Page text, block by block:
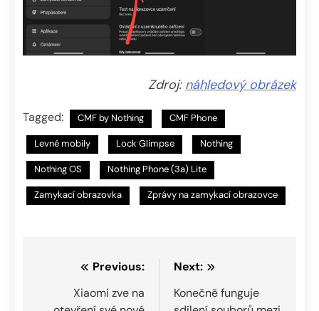
Zdroj: náhledový obrázek
Tagged: CMF by Nothing CMF Phone
Levné mobily Lock Glimpse Nothing
Nothing OS Nothing Phone (3a) Lite
Zamykací obrazovka Zprávy na zamykací obrazovce
NavigacePrevious:
Xiaomi zve na
Next:
Konečně funguje